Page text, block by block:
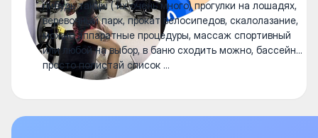
нибудь танцы ( их очень много) прогулки на лошадях,
веревочный парк, прокат велосипедов, скалолазание,
можно аппаратные процедуры, массаж спортивный
или любой на выбор, в баню сходить можно, бассейн…
просто полистай список …